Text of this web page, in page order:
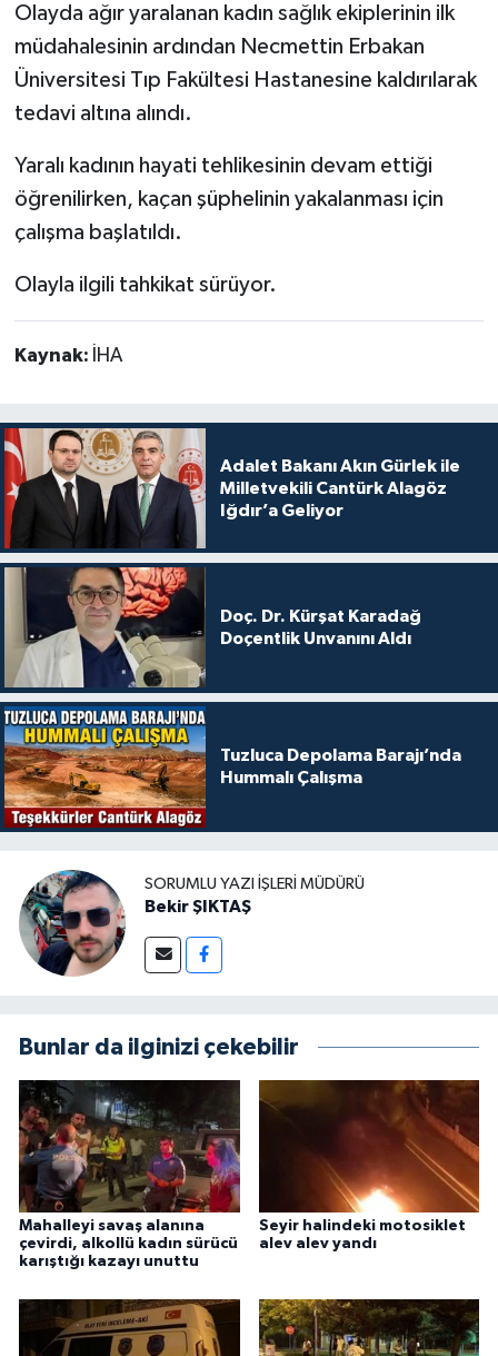
Olayda ağır yaralanan kadın sağlık ekiplerinin ilk
müdahalesinin ardından Necmettin Erbakan
Üniversitesi Tıp Fakültesi Hastanesine kaldırılarak
tedavi altına alındı.
Yaralı kadının hayati tehlikesinin devam ettiği
öğrenilirken, kaçan şüphelinin yakalanması için
çalışma başlatıldı.
Olayla ilgili tahkikat sürüyor.
Kaynak: İHA
Adalet Bakanı Akın Gürlek ile
Milletvekili Cantürk Alagöz
Iğdır’a Geliyor
Doç. Dr. Kürşat Karadağ
Doçentlik Unvanını Aldı
Tuzluca Depolama Barajı’nda
Hummalı Çalışma
SORUMLU YAZI İŞLERI MÜDÜRÜ
Bekir ŞIKTAŞ
Bunlar da ilginizi çekebilir
Mahalleyi savaş alanına
çevirdi, alkollü kadın sürücü
karıştığı kazayı unuttu
Seyir halindeki motosiklet
alev alev yandı